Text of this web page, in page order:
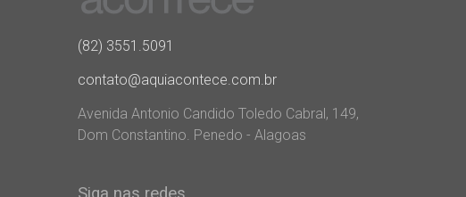
(82) 3551.5091
contato@aquiacontece.com.br
Avenida Antonio Candido Toledo Cabral, 149,
Dom Constantino. Penedo - Alagoas